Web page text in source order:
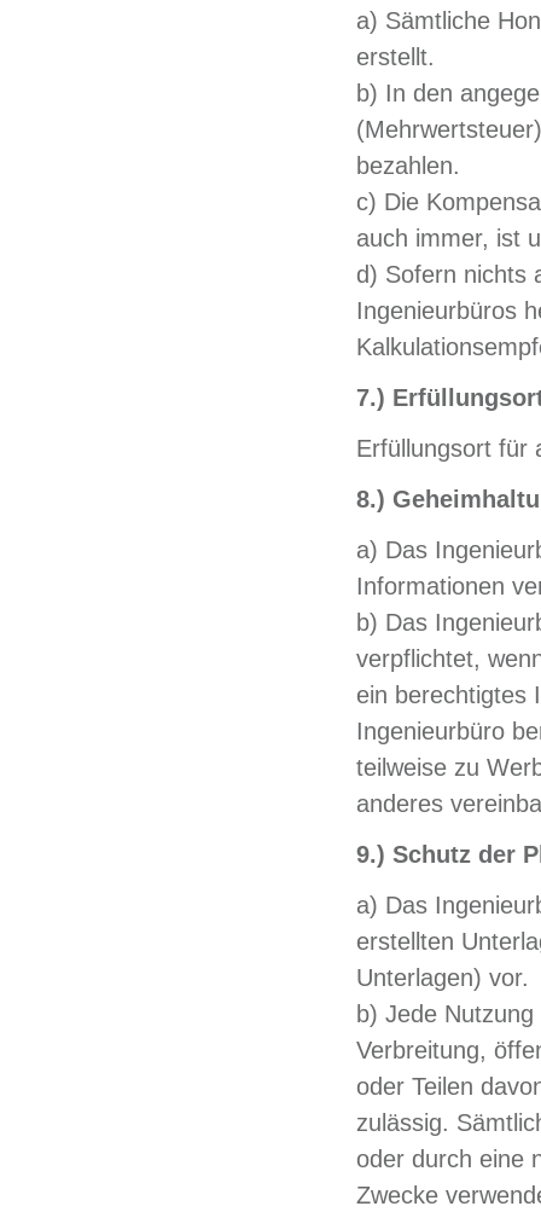
a) Sämtliche
erstellt.
b) In den
bezahlen.
c) Die
auch immer, ist
d) Sofern nichts
Ingenieurbüros
7.)
Erfüllungsort für
8.)
a) Das
Informationen
b) Das
verpflichtet,
ein berechtigtes
Ingenieurbüro
teilweise zu
anderes
9.) Schutz der
a) Das
erstellten
Unterlagen) vor.
b) Jede
Verbreitung,
oder Teilen
zulässig.
oder durch eine
Zwecke